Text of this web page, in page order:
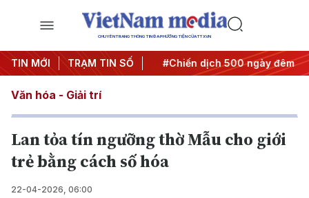
CHUYÊN TRANG THÔNG TIN ĐA PHƯƠNG TIỆN CỦA TTXVN
TIN MỚI TRẠM TIN SỐ
quyết thành hành động #Chiến dịch 500 ngày đêm
Văn hóa - Giải trí
Lan tỏa tín ngưỡng thờ Mẫu cho giới
trẻ bằng cách số hóa
22-04-2026, 06:00